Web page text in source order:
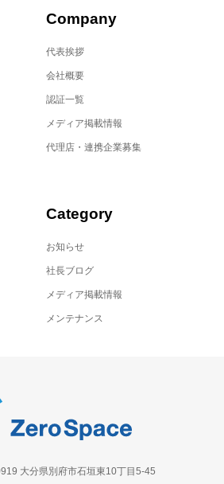
Company
代表挨拶
会社概要
認証一覧
メディア掲載情報
代理店・連携企業募集
Category
お知らせ
社長ブログ
メディア掲載情報
メンテナンス
大分県別府市石垣東10丁目5-45